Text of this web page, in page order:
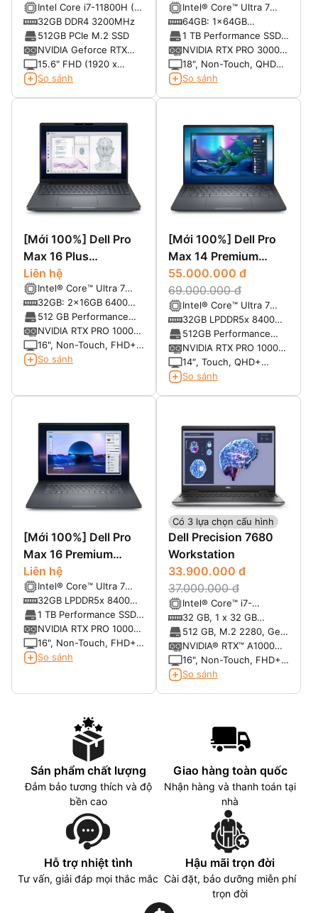
Intel Core i7-11800H (8
nhân 16 luồng, 2.50Ghz
up to 4.80Ghz, 24MB
Cache)
32GB DDR4 3200MHz
512GB PCIe M.2 SSD
NVIDIA Geforce RTX
3070 8G GDDR6
15.6" FHD (1920 x
1080), IPS, anti-glare,
So sánh
Intel® Core™ Ultra 7
processor 265HX, 55W
vPro
64GB: 1x64GB
6400MTs CAMM2 Dual
Channel, non-ECC
1 TB Performance SSD,
SED Ready
NVIDIA RTX PRO 3000
Blackwell 12GB GDDR7
18", Non-Touch, QHD+,
LCD, 500 nits, 100%
So sánh
[Mới 100%] Dell Pro
Max 16 Plus
MB16250
Liên hệ
Intel® Core™ Ultra 7
processor 265HX, 55W
vPro
32GB: 2x16GB 6400
MTs DDR5 CSoDIMM,
non-ECC
512 GB Performance
SSD, SED Ready
NVIDIA RTX PRO 1000
Blackwell 8GB GDDR7
16", Non-Touch, FHD+,
LCD, 300 nits, 45%
So sánh
[Mới 100%] Dell Pro
Max 14 Premium
MA14250
55.000.000 đ
69.000.000 đ
Intel® Core™ Ultra 7
265H, vPro® Enterprise
(13 TOPS NPU, 16
cores, 16 threads, up to
5.30 GHz, 45W)
32GB LPDDR5x 8400
MT/s
512GB Performance
SSD, SED Ready
NVIDIA RTX PRO 1000
Blackwell, 8GB GDDR7
14″, Touch, QHD+
Tandem OLED
TB 500
So sánh
[Mới 100%] Dell Pro
Max 16 Premium
MA16250
Liên hệ
Intel® Core™ Ultra 7
265H, vPro® Enterprise
(13 TOPS NPU, 16
cores, 16 threads, up to
5.30 GHz, 45W)
32GB LPDDR5x 8400
MT/s
1 TB Performance SSD,
SED Ready
NVIDIA RTX PRO 1000
Blackwell 8GB GDDR7
16", Non-Touch, FHD+
1920 x 1200, VRR
RGB + IR
So sánh
Có 3 lựa chọn cấu hình
Dell Precision 7680
Workstation
33.900.000 đ
37.000.000 đ
Intel® Core™ i7-
13850HX, vPro® (20
cores, up to 5.3 GHz
Turbo, 55 W)
32 GB, 1 x 32 GB
5600MT/s CAMM, non-
ECC (tối đa 128GB)
512 GB, M.2 2280, Gen
4 PCIe NVMe, SSD
NVIDIA® RTX™ A1000
6GB GDDR6
16", Non-Touch, FHD+,
WLED, WVA, Anti-Glare,
So sánh
Sán phẩm chất lượng
Đảm bảo tương thích và độ
bền cao
Giao hàng toàn quốc
Nhận hàng và thanh toán tại
nhà
Hỗ trợ nhiệt tình
Tư vấn, giải đáp mọi thắc mắc
Hậu mãi trọn đời
Cài đặt, bảo dưỡng miễn phí
trọn đời